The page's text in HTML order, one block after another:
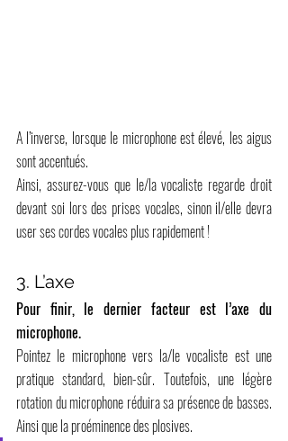
A l’inverse, lorsque le microphone est élevé, les aigus
sont accentués.
Ainsi, assurez-vous que le/la vocaliste regarde droit
devant soi lors des prises vocales, sinon il/elle devra
user ses cordes vocales plus rapidement !
3. L’axe
Pour finir, le dernier facteur est l’axe du
microphone.
Pointez le microphone vers la/le vocaliste est une
pratique standard, bien-sûr. Toutefois, une légère
rotation du microphone réduira sa présence de basses.
Ainsi que la proéminence des plosives.